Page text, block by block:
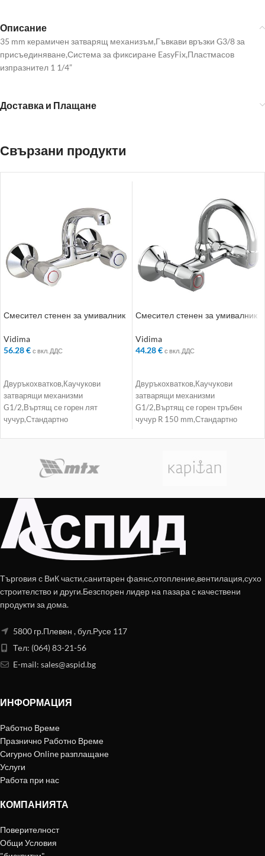
Описание
35 mm керамичен затварящ механизъм,Гъвкави връзки G3/8 за
присъединяване,Система за фиксиране EasyFix,Пластмасов
изпразнител 1 1/4”
Доставка и Плащане
Свързани продукти
Смесител стенен за умивалник
Vidima
56.28€ с вкл. ДДС
Двуръкохватков,Каучукови
затварящи механизми
G1/2,Въртящ се горен лят
чучур,Стандартно
Смесител стенен за умивалник
Vidima
44.28€ с вкл. ДДС
Двуръкохватков,Каучукови
затварящи механизми
G1/2,Въртящ се горен тръбен
чучур R 150 mm,Стандартно
Търговия с ВиК части,санитарен фаянс,отопление,вентилация,сухо
строителство и други.Безспорен лидер на пазара с качествени
продукти за дома.
5800 гр.Плевен , бул.Русе 117
Тел: (064) 83-21-56
E-mail: sales@aspid.bg
ИНФОРМАЦИЯ
Работно Време
Празнично Работно Време
Сигурно Online разплащане
Услуги
Работа при нас
КОМПАНИЯТА
Поверителност
Общи Условия